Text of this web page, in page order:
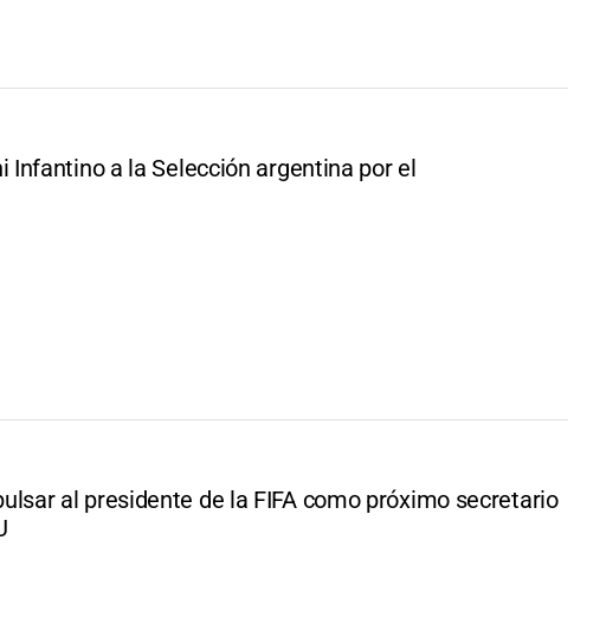
Infantino a la Selección argentina por el
al presidente de la FIFA como próximo secretario